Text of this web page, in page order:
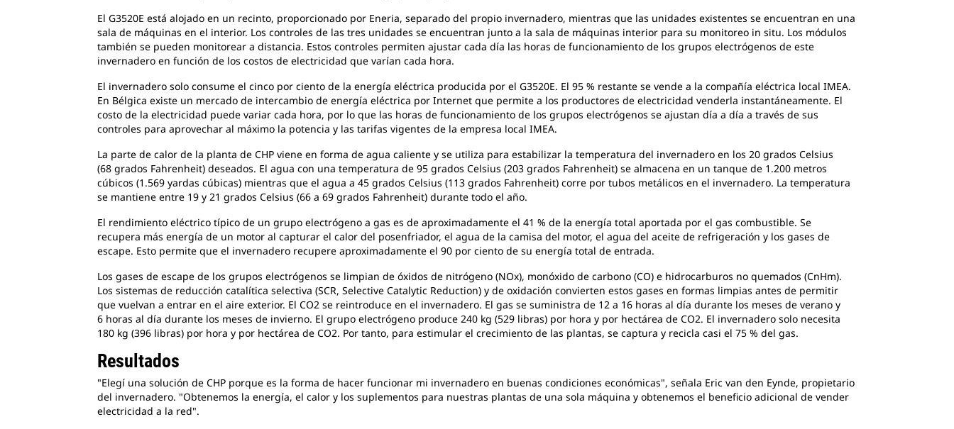
El G3520E está alojado en un recinto, proporcionado por Eneria, separado del propio invernadero, mientras que las unidades existentes se encuentran en una
sala de máquinas en el interior. Los controles de las tres unidades se encuentran junto a la sala de máquinas interior para su monitoreo in situ. Los módulos
también se pueden monitorear a distancia. Estos controles permiten ajustar cada día las horas de funcionamiento de los grupos electrógenos de este
invernadero en función de los costos de electricidad que varían cada hora.
El invernadero solo consume el cinco por ciento de la energía eléctrica producida por el G3520E. El 95 % restante se vende a la compañía eléctrica local IMEA.
En Bélgica existe un mercado de intercambio de energía eléctrica por Internet que permite a los productores de electricidad venderla instantáneamente. El
costo de la electricidad puede variar cada hora, por lo que las horas de funcionamiento de los grupos electrógenos se ajustan día a día a través de sus
controles para aprovechar al máximo la potencia y las tarifas vigentes de la empresa local IMEA.
La parte de calor de la planta de CHP viene en forma de agua caliente y se utiliza para estabilizar la temperatura del invernadero en los 20 grados Celsius
(68 grados Fahrenheit) deseados. El agua con una temperatura de 95 grados Celsius (203 grados Fahrenheit) se almacena en un tanque de 1.200 metros
cúbicos (1.569 yardas cúbicas) mientras que el agua a 45 grados Celsius (113 grados Fahrenheit) corre por tubos metálicos en el invernadero. La temperatura
se mantiene entre 19 y 21 grados Celsius (66 a 69 grados Fahrenheit) durante todo el año.
El rendimiento eléctrico típico de un grupo electrógeno a gas es de aproximadamente el 41 % de la energía total aportada por el gas combustible. Se
recupera más energía de un motor al capturar el calor del posenfriador, el agua de la camisa del motor, el agua del aceite de refrigeración y los gases de
escape. Esto permite que el invernadero recupere aproximadamente el 90 por ciento de su energía total de entrada.
Los gases de escape de los grupos electrógenos se limpian de óxidos de nitrógeno (NOx), monóxido de carbono (CO) e hidrocarburos no quemados (CnHm).
Los sistemas de reducción catalítica selectiva (SCR, Selective Catalytic Reduction) y de oxidación convierten estos gases en formas limpias antes de permitir
que vuelvan a entrar en el aire exterior. El CO2 se reintroduce en el invernadero. El gas se suministra de 12 a 16 horas al día durante los meses de verano y
6 horas al día durante los meses de invierno. El grupo electrógeno produce 240 kg (529 libras) por hora y por hectárea de CO2. El invernadero solo necesita
180 kg (396 libras) por hora y por hectárea de CO2. Por tanto, para estimular el crecimiento de las plantas, se captura y recicla casi el 75 % del gas.
Resultados
"Elegí una solución de CHP porque es la forma de hacer funcionar mi invernadero en buenas condiciones económicas", señala Eric van den Eynde, propietario
del invernadero. "Obtenemos la energía, el calor y los suplementos para nuestras plantas de una sola máquina y obtenemos el beneficio adicional de vender
electricidad a la red".